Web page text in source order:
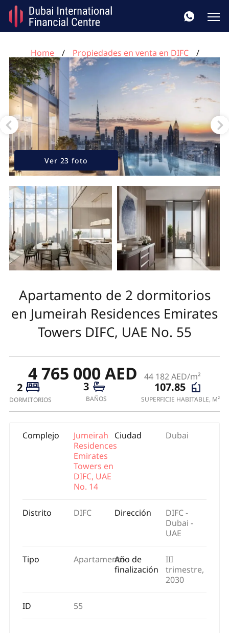
Home
Propiedades en venta en DIFC
Apartamento de 2 dormitorios en Jumeirah
Residences Emirates Towers DIFC, UAE No. 55
Ver 23 foto
Apartamento de 2 dormitorios
en Jumeirah Residences Emirates
Towers DIFC, UAE No. 55
4 765 000 AED 44 182 AED/m²
2
DORMITORIOS
3
BAÑOS
107.85
SUPERFICIE HABITABLE, M²
Complejo
Jumeirah
Residences
Emirates
Towers en
DIFC, UAE
No. 14
Ciudad Dubai
Distrito DIFC Dirección
DIFC -
Dubai -
UAE
Tipo ApartamentoAño de
finalización
III
trimestre,
2030
ID 55